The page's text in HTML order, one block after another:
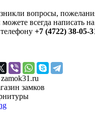
вопросы,
всегда написать на
+7 (4722) 38-05-
замков